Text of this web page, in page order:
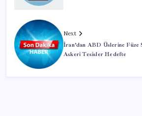
Next
İran’dan ABD Üslerine Füze
Askeri Tesisler Hedefte